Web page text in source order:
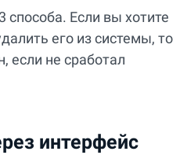
Если вы хотите
его из системы, то
если не сработал
интерфейс